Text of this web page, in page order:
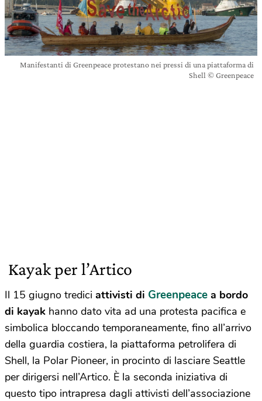
Manifestanti di Greenpeace protestano nei pressi di una piattaforma di
Shell © Greenpeace
Kayak per l’Artico
Il 15 giugno tredici attivisti di Greenpeace a bordo
di kayak hanno dato vita ad una protesta pacifica e
simbolica bloccando temporaneamente, fino all’arrivo
della guardia costiera, la piattaforma petrolifera di
Shell, la Polar Pioneer, in procinto di lasciare Seattle
per dirigersi nell’Artico. È la seconda iniziativa di
questo tipo intrapresa dagli attivisti dell’associazione